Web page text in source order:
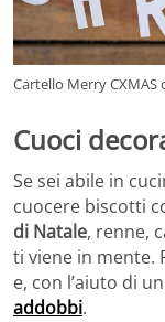
Cartello Merry
Cuoci
Se sei abile in
cuocere biscotti
di Natale, renne,
ti viene in mente.
e, con l’aiuto di
addobbi.